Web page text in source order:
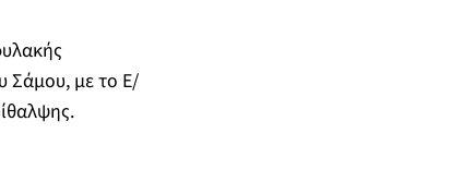
Σάμου, με το Ε/